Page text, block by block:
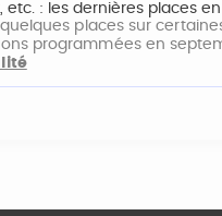
etc. : les dernières places
quelques places sur
programmées en